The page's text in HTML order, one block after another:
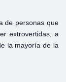
de personas que
extrovertidas, a
la mayoría de la